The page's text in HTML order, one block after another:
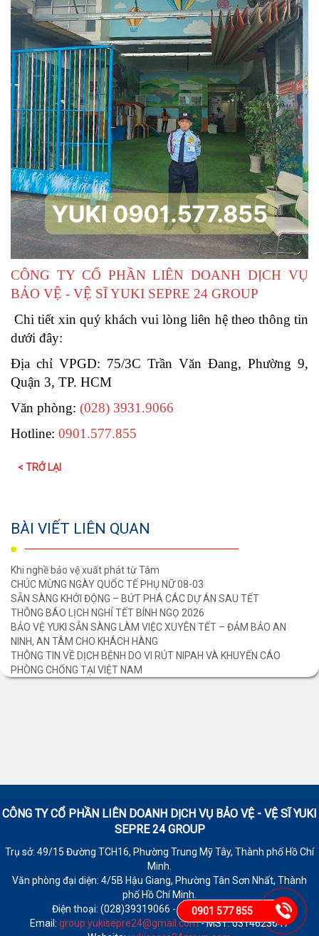
0901 577 855
CÔNG TY CỔ PHẦN LIÊN DOANH DỊCH VỤ
BẢO VỆ - VỆ SĨ YUKI SEPRE 24 GROUP
Chi tiết xin quý khách vui lòng liên hệ theo thông tin
dưới đây:
Địa chỉ VPGD: 75/3C Trần Văn Đang, Phường 9,
Quận 3, TP. HCM
Văn phòng: (028) 3931.9066
Hotline: 0901.577.855
< TRỞ LẠI
BÀI VIẾT LIÊN QUAN
Khi nghề bảo vệ xuất phát từ Tâm
CHÚC MỪNG NGÀY QUỐC TẾ PHỤ NỮ 08-03
SẴN SÀNG KHỞI ĐỘNG – BỨT PHÁ CÁC DỰ ÁN SAU TẾT
THÔNG BÁO LỊCH NGHỈ TẾT BÍNH NGỌ 2026
BẢO VỆ YUKI SẴN SÀNG LÀM VIỆC XUYÊN TẾT – ĐẢM BẢO AN
NINH, AN TÂM CHO KHÁCH HÀNG
THÔNG TIN VỀ DỊCH BỆNH DO VI RÚT NIPAH VÀ KHUYẾN CÁO
PHÒNG CHỐNG TẠI VIỆT NAM
CÔNG TY CỔ PHẦN LIÊN DOANH DỊCH VỤ BẢO VỆ - VỆ SĨYUKI
SEPRE 24 GROUP
Trụ sở: 49/15 Đường TCH16, Phường Trung Mỹ Tây, Thành phố Hồ Chí
Minh.
Văn phòng đại diện: 4/5B Hậu Giang, Phường Tân Sơn Nhất, Thành
phố Hồ Chí Minh.
Điện thoại: (028)39319066 - Fax: (028)39319065
Email: group.yukisepre24@gmail.com- MST: 0314623647